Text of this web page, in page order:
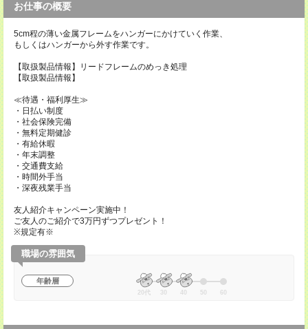
お仕事の概要
5cm程の薄い金属フレームをハンガーにかけていく作業、
もしくはハンガーから外す作業です。
【取扱製品情報】リードフレームのめっき処理
【取扱製品情報】
≪待遇・福利厚生≫
・日払い制度
・社会保険完備
・無料定期健診
・有給休暇
・年末調整
・交通費支給
・時間外手当
・深夜残業手当
友人紹介キャンペーン実施中！
ご友人のご紹介で3万円ずつプレゼント！
※規定有※
職場の雰囲気
年齢層
20代 30 40 50 60